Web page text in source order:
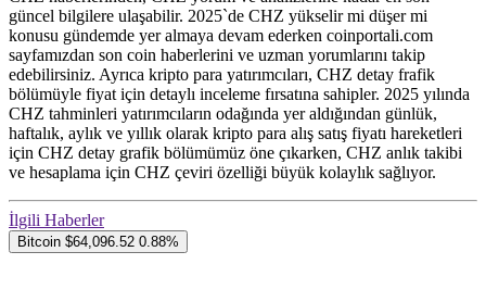
güncel bilgilere ulaşabilir. 2025`de CHZ yükselir mi düşer mi
konusu gündemde yer almaya devam ederken coinportali.com
sayfamızdan son coin haberlerini ve uzman yorumlarını takip
edebilirsiniz. Ayrıca kripto para yatırımcıları, CHZ detay frafik
bölümüyle fiyat için detaylı inceleme fırsatına sahipler. 2025 yılında
CHZ tahminleri yatırımcıların odağında yer aldığından günlük,
haftalık, aylık ve yıllık olarak kripto para alış satış fiyatı hareketleri
için CHZ detay grafik bölümümüz öne çıkarken, CHZ anlık takibi
ve hesaplama için CHZ çeviri özelliği büyük kolaylık sağlıyor.
İlgili Haberler
Bitcoin $64,096.52 0.88%